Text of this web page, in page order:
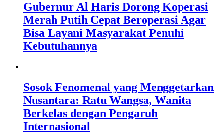
Gubernur Al Haris Dorong Koperasi
Merah Putih Cepat Beroperasi Agar
Bisa Layani Masyarakat Penuhi
Kebutuhannya
Sosok Fenomenal yang Menggetarkan
Nusantara: Ratu Wangsa, Wanita
Berkelas dengan Pengaruh
Internasional